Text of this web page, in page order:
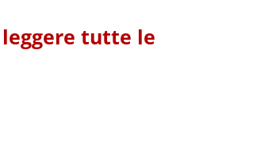
tutte le